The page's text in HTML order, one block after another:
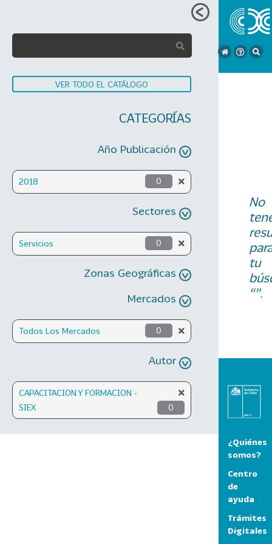
VER TODO EL CATÁLOGO
CATEGORÍAS
Año Publicación
2018 0
Sectores
Servicios 0
Zonas Geográficas
Mercados
Todos Los Mercados 0
Autor
CAPACITACION Y FORMACION -
SIEX
0
No
tu
“”.
¿Quiénes
somos?
Centro
de
ayuda
Trámites
Digitales